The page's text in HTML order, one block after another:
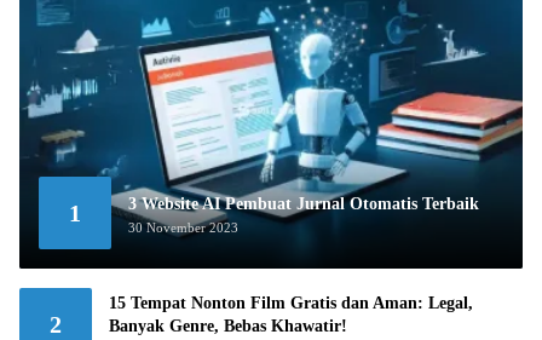
1 3 Website AI Pembuat Jurnal Otomatis Terbaik
30 November 2023
2
15 Tempat Nonton Film Gratis dan Aman: Legal,
Banyak Genre, Bebas Khawatir!